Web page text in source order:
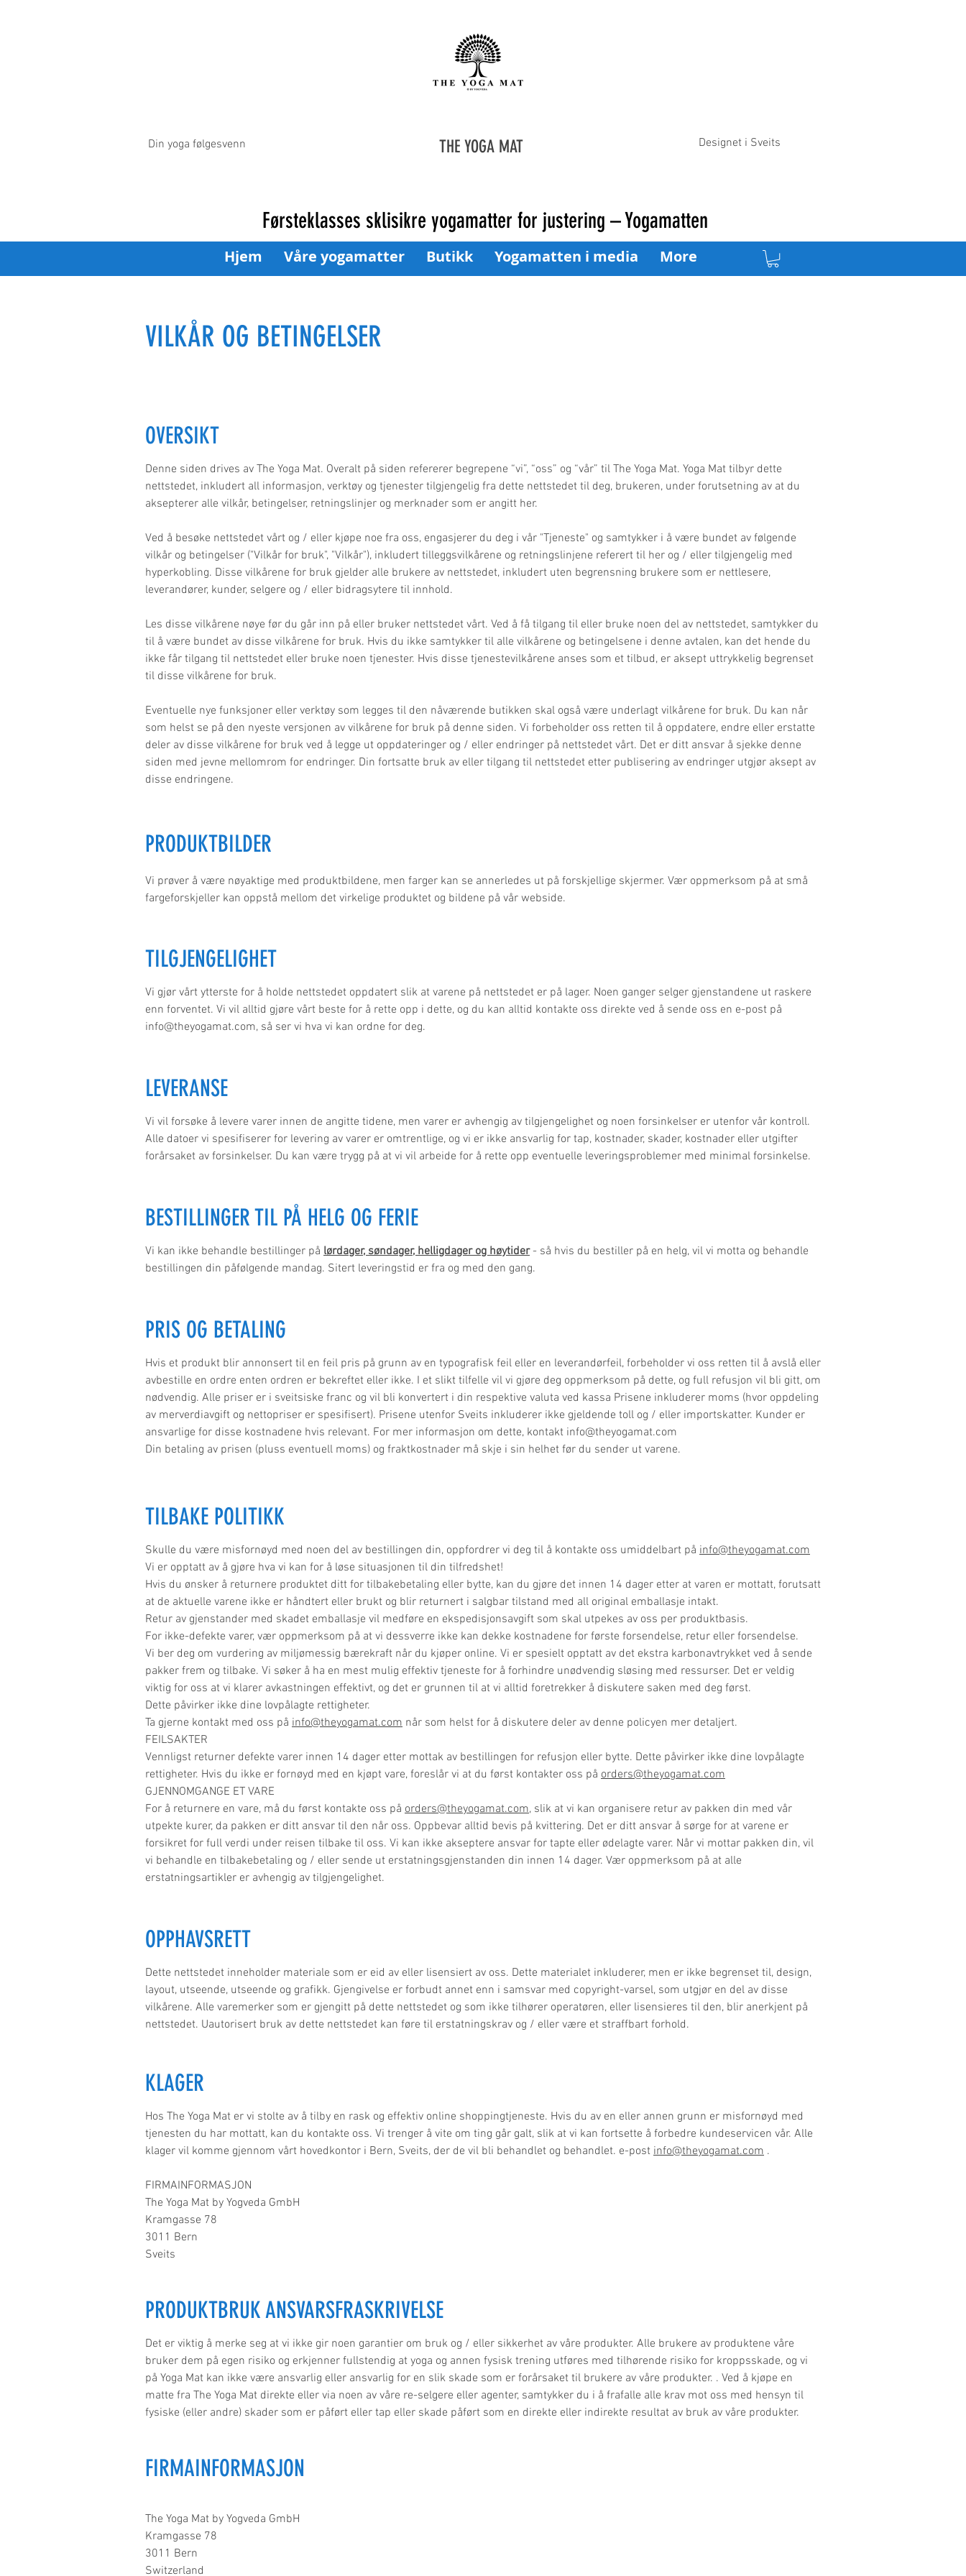
Din yoga følgesvenn THE YOGA MAT Designet i Sveits
Førsteklasses sklisikre yogamatter for justering – Yogamatten
Hjem Våre yogamatter Butikk Yogamatten i media More
VILKÅR OG BETINGELSER
OVERSIKT
Denne siden drives av The Yoga Mat. Overalt på siden refererer begrepene “vi”, “oss” og “vår” til The Yoga Mat. Yoga Mat tilbyr dette
nettstedet, inkludert all informasjon, verktøy og tjenester tilgjengelig fra dette nettstedet til deg, brukeren, under forutsetning av at du
aksepterer alle vilkår, betingelser, retningslinjer og merknader som er angitt her.
Ved å besøke nettstedet vårt og / eller kjøpe noe fra oss, engasjerer du deg i vår "Tjeneste" og samtykker i å være bundet av følgende
vilkår og betingelser ("Vilkår for bruk", "Vilkår"), inkludert tilleggsvilkårene og retningslinjene referert til her og / eller tilgjengelig med
hyperkobling. Disse vilkårene for bruk gjelder alle brukere av nettstedet, inkludert uten begrensning brukere som er nettlesere,
leverandører, kunder, selgere og / eller bidragsytere til innhold.
Les disse vilkårene nøye før du går inn på eller bruker nettstedet vårt. Ved å få tilgang til eller bruke noen del av nettstedet, samtykker du
til å være bundet av disse vilkårene for bruk. Hvis du ikke samtykker til alle vilkårene og betingelsene i denne avtalen, kan det hende du
ikke får tilgang til nettstedet eller bruke noen tjenester. Hvis disse tjenestevilkårene anses som et tilbud, er aksept uttrykkelig begrenset
til disse vilkårene for bruk.
Eventuelle nye funksjoner eller verktøy som legges til den nåværende butikken skal også være underlagt vilkårene for bruk. Du kan når
som helst se på den nyeste versjonen av vilkårene for bruk på denne siden. Vi forbeholder oss retten til å oppdatere, endre eller erstatte
deler av disse vilkårene for bruk ved å legge ut oppdateringer og / eller endringer på nettstedet vårt. Det er ditt ansvar å sjekke denne
siden med jevne mellomrom for endringer. Din fortsatte bruk av eller tilgang til nettstedet etter publisering av endringer utgjør aksept av
disse endringene.
PRODUKTBILDER
Vi prøver å være nøyaktige med produktbildene, men farger kan se annerledes ut på forskjellige skjermer. Vær oppmerksom på at små
fargeforskjeller kan oppstå mellom det virkelige produktet og bildene på vår webside.
TILGJENGELIGHET
Vi gjør vårt ytterste for å holde nettstedet oppdatert slik at varene på nettstedet er på lager. Noen ganger selger gjenstandene ut raskere
enn forventet. Vi vil alltid gjøre vårt beste for å rette opp i dette, og du kan alltid kontakte oss direkte ved å sende oss en e-post på
info@theyogamat.com, så ser vi hva vi kan ordne for deg.
LEVERANSE
Vi vil forsøke å levere varer innen de angitte tidene, men varer er avhengig av tilgjengelighet og noen forsinkelser er utenfor vår kontroll.
Alle datoer vi spesifiserer for levering av varer er omtrentlige, og vi er ikke ansvarlig for tap, kostnader, skader, kostnader eller utgifter
forårsaket av forsinkelser. Du kan være trygg på at vi vil arbeide for å rette opp eventuelle leveringsproblemer med minimal forsinkelse.
BESTILLINGER TIL PÅ HELG OG FERIE
Vi kan ikke behandle bestillinger på lørdager, søndager, helligdager og høytider- så hvis du bestiller på en helg, vil vi motta og behandle
bestillingen din påfølgende mandag. Sitert leveringstid er fra og med den gang.
PRIS OG BETALING
Hvis et produkt blir annonsert til en feil pris på grunn av en typografisk feil eller en leverandørfeil, forbeholder vi oss retten til å avslå eller
avbestille en ordre enten ordren er bekreftet eller ikke. I et slikt tilfelle vil vi gjøre deg oppmerksom på dette, og full refusjon vil bli gitt, om
nødvendig. Alle priser er i sveitsiske franc og vil bli konvertert i din respektive valuta ved kassa Prisene inkluderer moms (hvor oppdeling
av merverdiavgift og nettopriser er spesifisert). Prisene utenfor Sveits inkluderer ikke gjeldende toll og / eller importskatter. Kunder er
ansvarlige for disse kostnadene hvis relevant. For mer informasjon om dette, kontakt info@theyogamat.com
Din betaling av prisen (pluss eventuell moms) og fraktkostnader må skje i sin helhet før du sender ut varene.
TILBAKE POLITIKK
Skulle du være misfornøyd med noen del av bestillingen din, oppfordrer vi deg til å kontakte oss umiddelbart på info@theyogamat.com
Vi er opptatt av å gjøre hva vi kan for å løse situasjonen til din tilfredshet!
Hvis du ønsker å returnere produktet ditt for tilbakebetaling eller bytte, kan du gjøre det innen 14 dager etter at varen er mottatt, forutsatt
at de aktuelle varene ikke er håndtert eller brukt og blir returnert i salgbar tilstand med all original emballasje intakt.
Retur av gjenstander med skadet emballasje vil medføre en ekspedisjonsavgift som skal utpekes av oss per produktbasis.
For ikke-defekte varer, vær oppmerksom på at vi dessverre ikke kan dekke kostnadene for første forsendelse, retur eller forsendelse.
Vi ber deg om vurdering av miljømessig bærekraft når du kjøper online. Vi er spesielt opptatt av det ekstra karbonavtrykket ved å sende
pakker frem og tilbake. Vi søker å ha en mest mulig effektiv tjeneste for å forhindre unødvendig sløsing med ressurser. Det er veldig
viktig for oss at vi klarer avkastningen effektivt, og det er grunnen til at vi alltid foretrekker å diskutere saken med deg først.
Dette påvirker ikke dine lovpålagte rettigheter.
Ta gjerne kontakt med oss ​​på info@theyogamat.com når som helst for å diskutere deler av denne policyen mer detaljert.
FEILSAKTER
Vennligst returner defekte varer innen 14 dager etter mottak av bestillingen for refusjon eller bytte. Dette påvirker ikke dine lovpålagte
rettigheter. Hvis du ikke er fornøyd med en kjøpt vare, foreslår vi at du først kontakter oss på orders@theyogamat.com
GJENNOMGANGE ET VARE
For å returnere en vare, må du først kontakte oss på orders@theyogamat.com, slik at vi kan organisere retur av pakken din med vår
utpekte kurer, da pakken er ditt ansvar til den når oss. Oppbevar alltid bevis på kvittering. Det er ditt ansvar å sørge for at varene er
forsikret for full verdi under reisen tilbake til oss. Vi kan ikke akseptere ansvar for tapte eller ødelagte varer. Når vi mottar pakken din, vil
vi behandle en tilbakebetaling og / eller sende ut erstatningsgjenstanden din innen 14 dager. Vær oppmerksom på at alle
erstatningsartikler er avhengig av tilgjengelighet.
OPPHAVSRETT
Dette nettstedet inneholder materiale som er eid av eller lisensiert av oss. Dette materialet inkluderer, men er ikke begrenset til, design,
layout, utseende, utseende og grafikk. Gjengivelse er forbudt annet enn i samsvar med copyright-varsel, som utgjør en del av disse
vilkårene. Alle varemerker som er gjengitt på dette nettstedet og som ikke tilhører operatøren, eller lisensieres til den, blir anerkjent på
nettstedet. Uautorisert bruk av dette nettstedet kan føre til erstatningskrav og / eller være et straffbart forhold.
KLAGER
Hos The Yoga Mat er vi stolte av å tilby en rask og effektiv online shoppingtjeneste. Hvis du av en eller annen grunn er misfornøyd med
tjenesten du har mottatt, kan du kontakte oss. Vi trenger å vite om ting går galt, slik at vi kan fortsette å forbedre kundeservicen vår. Alle
klager vil komme gjennom vårt hovedkontor i Bern, Sveits, der de vil bli behandlet og behandlet. e-post info@theyogamat.com .
FIRMAINFORMASJON
The Yoga Mat by Yogveda GmbH
Kramgasse 78
3011 Bern
Sveits
PRODUKTBRUK ANSVARSFRASKRIVELSE
Det er viktig å merke seg at vi ikke gir noen garantier om bruk og / eller sikkerhet av våre produkter. Alle brukere av produktene våre
bruker dem på egen risiko og erkjenner fullstendig at yoga og annen fysisk trening utføres med tilhørende risiko for kroppsskade, og vi
på Yoga Mat kan ikke være ansvarlig eller ansvarlig for en slik skade som er forårsaket til brukere av våre produkter. . Ved å kjøpe en
matte fra The Yoga Mat direkte eller via noen av våre re-selgere eller agenter, samtykker du i å frafalle alle krav mot oss med hensyn til
fysiske (eller andre) skader som er påført eller tap eller skade påført som en direkte eller indirekte resultat av bruk av våre produkter.
FIRMAINFORMASJON
The Yoga Mat by Yogveda GmbH
Kramgasse 78
3011 Bern
Switzerland